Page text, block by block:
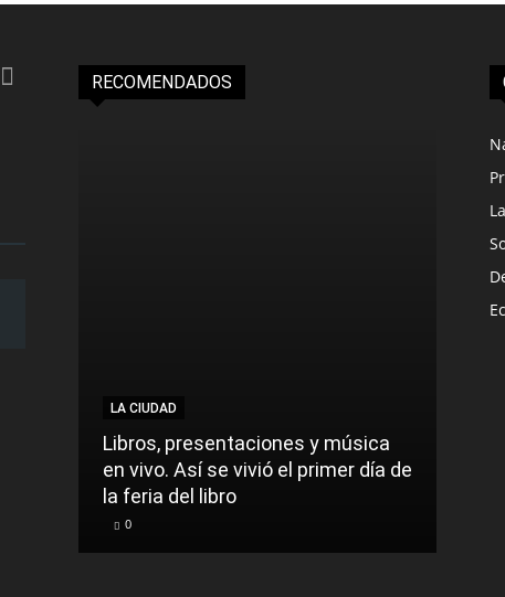
RECOMENDADOS
LA CIUDAD
Libros, presentaciones y música
en vivo. Así se vivió el primer día de
la feria del libro
0